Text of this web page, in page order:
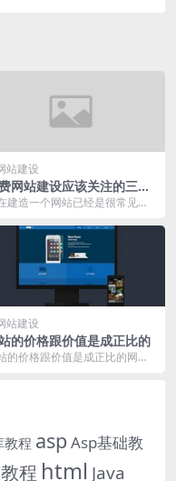
站建设
网站建设应该关注的三大
详解
建造一个网站已经是很常见的
够树立自己的网站...
站建设
的价格跟价值是成正比的
的价格跟价值是成正比的网站
教程 asp Asp基础教
程 html Java